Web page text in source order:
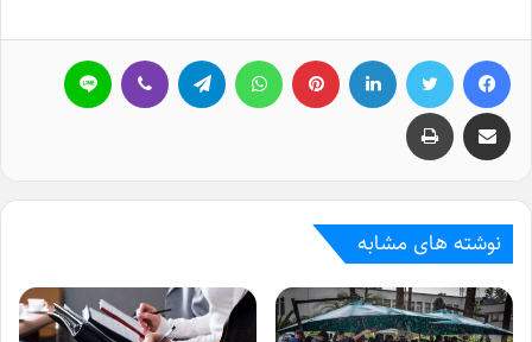
فیسبوک توییتر لینکداین پینتریست تلگرام وایبر
اشتراک گذاری با ایمیل چاپ
نوشته های مشابه